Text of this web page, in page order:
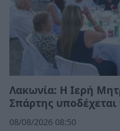
Λακωνία: Η Ιερή
Σπάρτης υποδέχεται
08/08/2026 08:50